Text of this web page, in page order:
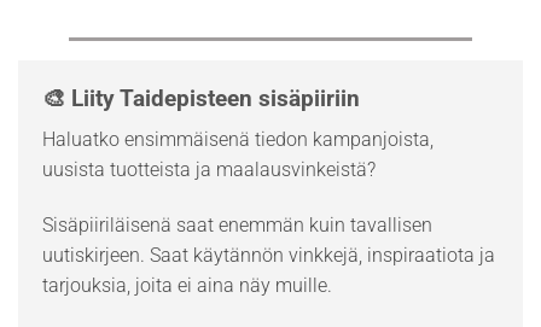
🎨 Liity Taidepisteen sisäpiiriin
Haluatko ensimmäisenä tiedon kampanjoista,
uusista tuotteista ja maalausvinkeistä?
Sisäpiiriläisenä saat enemmän kuin tavallisen
uutiskirjeen. Saat käytännön vinkkejä, inspiraatiota ja
tarjouksia, joita ei aina näy muille.